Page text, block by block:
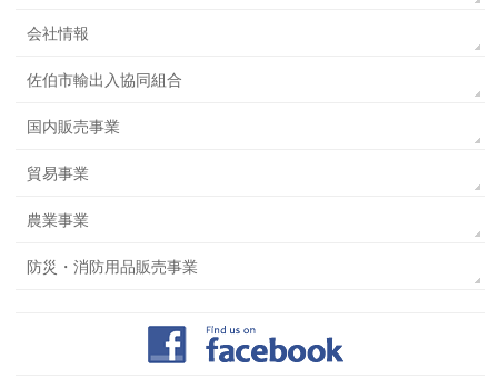
会社情報
佐伯市輸出入協同組合
国内販売事業
貿易事業
農業事業
防災・消防用品販売事業